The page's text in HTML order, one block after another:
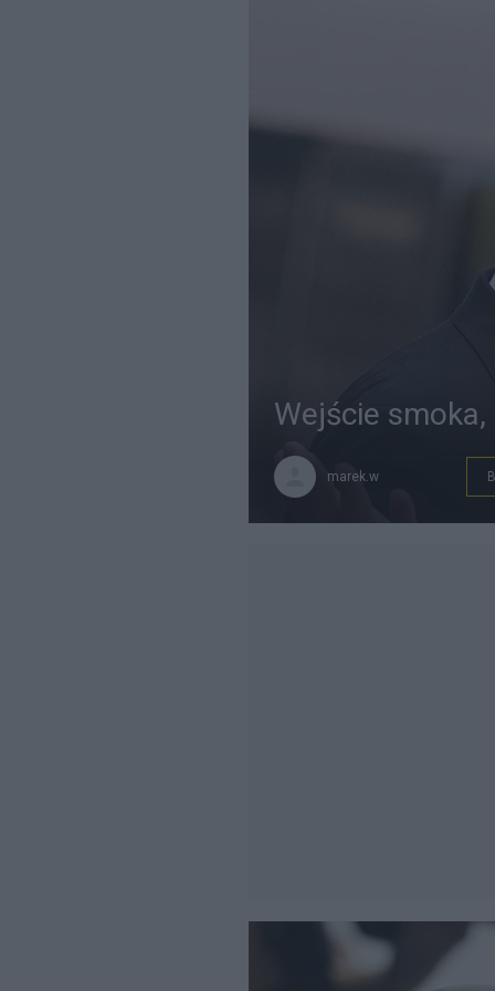
Wejście
marek.w